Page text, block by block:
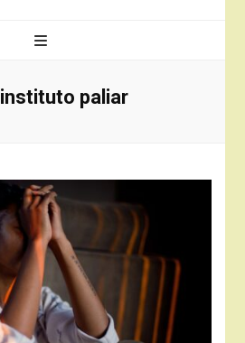
instituto paliar